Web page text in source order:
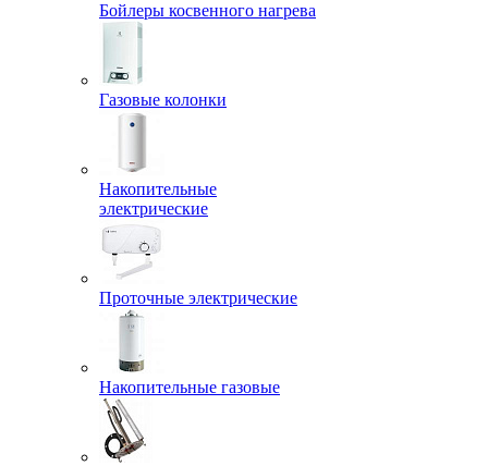
Бойлеры косвенного нагрева
Газовые колонки
Накопительные
электрические
Проточные электрические
Накопительные газовые